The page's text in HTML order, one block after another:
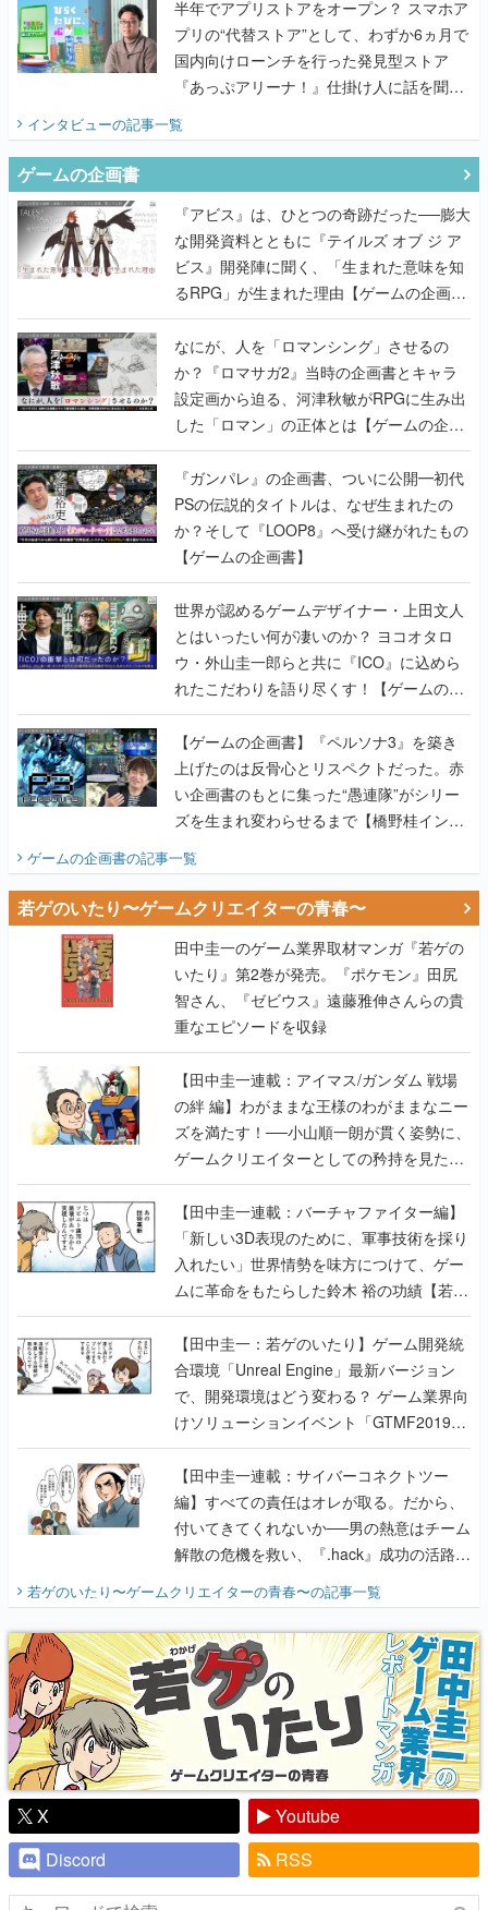
半年でアプリストアをオープン？ スマホア
プリの“代替ストア”として、わずか6ヵ月で
国内向けローンチを行った発見型ストア
『あっぷアリーナ！』仕掛け人に話を聞い
てみた
インタビューの記事一覧
ゲームの企画書
『アビス』は、ひとつの奇跡だった──膨大
な開発資料とともに『テイルズ オブ ジ ア
ビス』開発陣に聞く、「生まれた意味を知
るRPG」が生まれた理由【ゲームの企画
書】
なにが、人を「ロマンシング」させるの
か？『ロマサガ2』当時の企画書とキャラ
設定画から迫る、河津秋敏がRPGに生み出
した「ロマン」の正体とは【ゲームの企画
書】
『ガンパレ』の企画書、ついに公開━初代
PSの伝説的タイトルは、なぜ生まれたの
か？そして『LOOP8』へ受け継がれたもの
【ゲームの企画書】
世界が認めるゲームデザイナー・上田文人
とはいったい何が凄いのか？ ヨコオタロ
ウ・外山圭一郎らと共に『ICO』に込めら
れたこだわりを語り尽くす！【ゲームの企
画書】
【ゲームの企画書】『ペルソナ3』を築き
上げたのは反骨心とリスペクトだった。赤
い企画書のもとに集った“愚連隊”がシリー
ズを生まれ変わらせるまで【橋野桂インタ
ビュー】
ゲームの企画書の記事一覧
若ゲのいたり〜ゲームクリエイターの青春〜
田中圭一のゲーム業界取材マンガ『若ゲの
いたり』第2巻が発売。『ポケモン』田尻
智さん、『ゼビウス』遠藤雅伸さんらの貴
重なエピソードを収録
【田中圭一連載：アイマス/ガンダム 戦場
の絆 編】わがままな王様のわがままなニー
ズを満たす！──小山順一朗が貫く姿勢に、
ゲームクリエイターとしての矜持を見た
【若ゲのいたり最終回】
【田中圭一連載：バーチャファイター編】
「新しい3D表現のために、軍事技術を採り
入れたい」世界情勢を味方につけて、ゲー
ムに革命をもたらした鈴木 裕の功績【若ゲ
のいたり】
【田中圭一：若ゲのいたり】ゲーム開発統
合環境「Unreal Engine」最新バージョン
で、開発環境はどう変わる？ ゲーム業界向
けソリューションイベント「GTMF2019」
に行って、より理解を深めよう【PR】
【田中圭一連載：サイバーコネクトツー
編】すべての責任はオレが取る。だから、
付いてきてくれないか──男の熱意はチーム
解散の危機を救い、『.hack』成功の活路を
開く。業界の快男児・松山 洋に流れる血は
『少年ジャンプ』色だった【若ゲのいた
り】
若ゲのいたり〜ゲームクリエイターの青春〜の記事一覧
X
Youtube
Discord
RSS